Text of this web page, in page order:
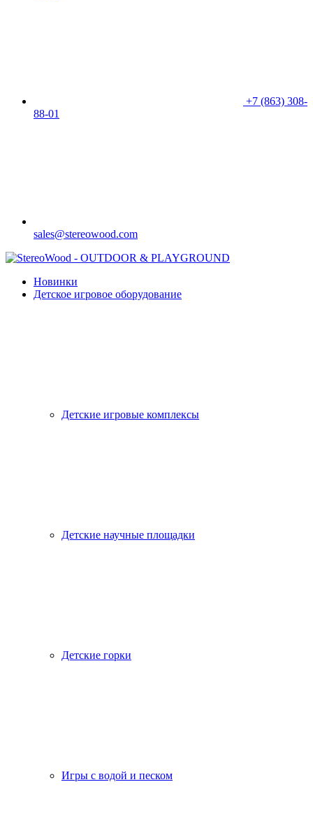
+7 (863) 308-
88-01
sales@stereowood.com
Новинки
Детское игровое оборудование
Детские игровые комплексы
Детские научные площадки
Детские горки
Игры с водой и песком